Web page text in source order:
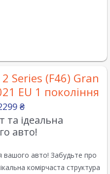
Series (F46) Gran
EU 1 покоління
₴
та ідеальна
авто!
вашого авто! Забудьте про
комірчаста структура